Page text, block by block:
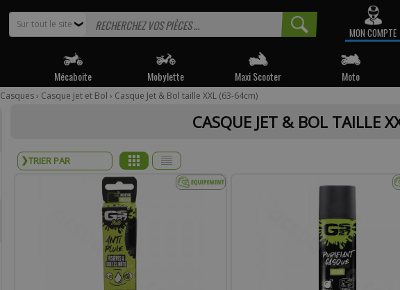
❯
Sur tout le site
MON COMPTE
Mécaboite Mobylette Maxi Scooter Moto
Casques› Casque Jet et Bol › Casque Jet & Bol taille XXL (63-64cm)
CASQUE JET & BOL TAILLE
Pour être informé sur la disponibilité du produit, veuillez indiquer
Votre produit appartient à notre déstockage ? Il ne sera
* Email :
Téléphone :
Commentaire :